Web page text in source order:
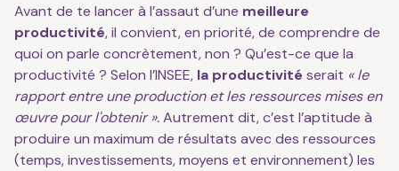
Avant de te lancer à l’assaut d’une meilleure
productivité, il convient, en priorité, de comprendre de
quoi on parle concrètement, non ? Qu’est-ce que la
productivité ? Selon l’INSEE, la productivité serait « le
rapport entre une production et les ressources mises en
œuvre pour l'obtenir ».Autrement dit, c’est l’aptitude à
produire un maximum de résultats avec des ressources
(temps, investissements, moyens et environnement) les